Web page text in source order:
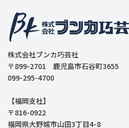
株式会社ブンカ巧芸社
〒899-2701 鹿児島市石谷町3655
099-295-4700
【福岡支社】
〒816-0922
福岡県大野城市山田3丁目4-8